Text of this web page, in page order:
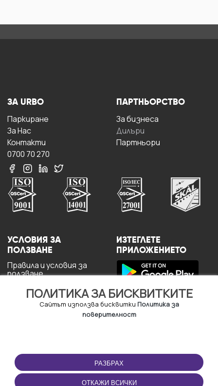
ПОЛИТИКА ЗА БИСКВИТКИТЕ
Сайтът използва бисквитки Политика за
поверителност
РАЗБРАХ
ОТКАЖИ ВСИЧКИ
ЗА URBO
Паркиране
За Hас
Контакти
0700 70 270
ПАРТНЬОРСТВО
За бизнесa
Дилъри
Партньори
УСЛОВИЯ ЗА
ПОЛЗВАНЕ
Правила и условия за
ползване
поверителност
Политика за кукита
ИЗТЕГЛЕТЕ
ПРИЛОЖЕНИЕТО